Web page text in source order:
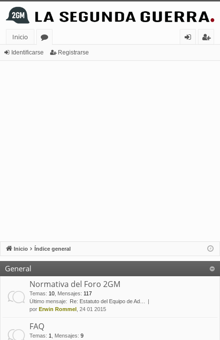
Inicio
or
Identificarse Registrarse
Inicio Índice general
General
Normativa del Foro 2GM
Temas: 10 Mensajes: 117
Último mensaje:
Re: Estatuto del Equipo de Ad…
por Erwin Rommel , 24 01 2015
FAQ
Temas: 1 Mensajes: 9